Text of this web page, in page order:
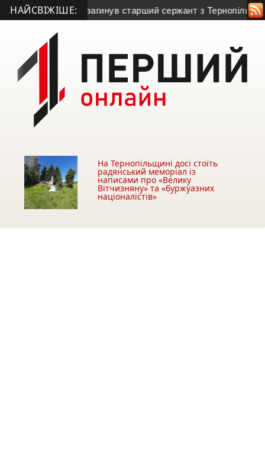
НАЙСВІЖІШЕ:
Запоріжжі загинув старший сержант з Тернопільської
На Тернопільщині досі стоїть
радянський меморіал із
написами про «Велику
Вітчизняну» та «буржуазних
націоналістів»